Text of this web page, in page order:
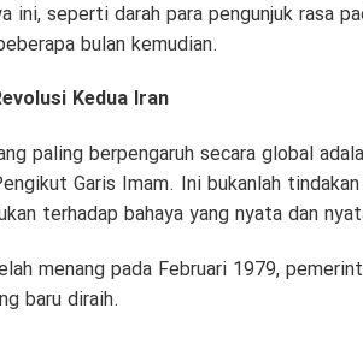
ini, seperti darah para pengunjuk rasa
bulan kemudian.
Kedua Iran
paling berpengaruh secara global
Garis Imam. Ini bukanlah
terhadap bahaya yang nyata dan
menang pada Februari 1979,
baru diraih.